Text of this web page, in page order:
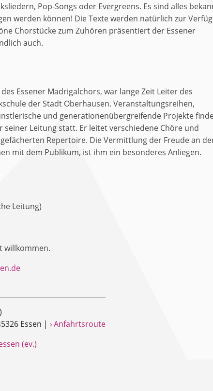
Pop-Songs oder Evergreens. Es sind alles
werden können! Die Texte werden natürlich zur
Chorstücke zum Zuhören präsentiert der Essener
auch.
Essener Madrigalchors, war lange Zeit Leiter des
der Stadt Oberhausen. Veranstaltungsreihen,
und generationenübergreifende Projekte
Leitung statt. Er leitet verschiedene Chöre und
Repertoire. Die Vermittlung der Freude an
mit dem Publikum, ist ihm ein besonderes Anliegen.
Leitung)
willkommen.
Essen | › Anfahrtsroute
(ev.)